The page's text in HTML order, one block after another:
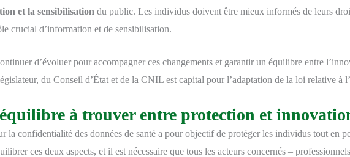
et la sensibilisation du public. Les individus doivent être mieux informés de leurs
crucial d’information et de sensibilisation.
d’évoluer pour accompagner ces changements et garantir un équilibre entre
du Conseil d’État et de la CNIL est capital pour l’adaptation de la loi relative à
à trouver entre protection et
la confidentialité des données de santé a pour objectif de protéger les individus tout en
ces deux aspects, et il est nécessaire que tous les acteurs concernés –